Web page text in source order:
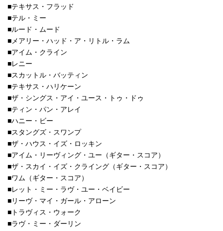
■テキサス・フラッド
■テル・ミー
■ルード・ムード
■メアリー・ハッド・ア・リトル・ラム
■アイム・クライン
■レニー
■スカットル・バッティン
■テキサス・ハリケーン
■ザ・シングス・アイ・ユース・トゥ・ドゥ
■ティン・パン・アレイ
■ハニー・ビー
■スタングズ・スワンプ
■ザ・ハウス・イズ・ロッキン
■アイム・リーヴィング・ユー（ギター・スコア）
■ザ・スカイ・イズ・クライング（ギター・スコア）
■ワム（ギター・スコア）
■レット・ミー・ラヴ・ユー・ベイビー
■リーヴ・マイ・ガール・アローン
■トラヴィス・ウォーク
■ラヴ・ミー・ダーリン